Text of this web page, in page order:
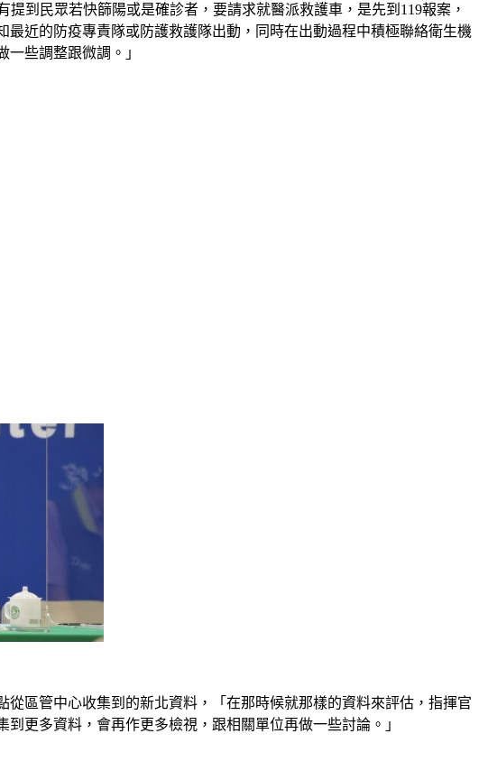
到民眾若快篩陽或是確診者，要請求就醫派救護車，是先到119報案，
近的防疫專責隊或防護救護隊出動，同時在出動過程中積極聯絡衛生機
些調整跟微調。」
區管中心收集到的新北資料，「在那時候就那樣的資料來評估，指揮官
更多資料，會再作更多檢視，跟相關單位再做一些討論。」